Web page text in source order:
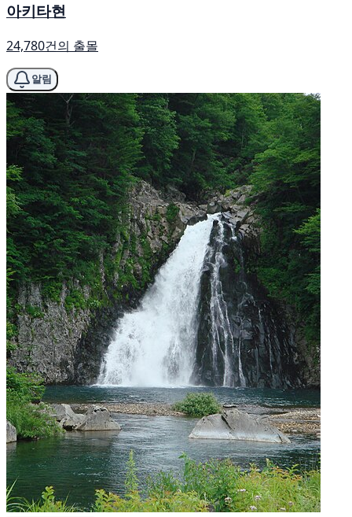
아키타현
24,780건의 출몰
알림